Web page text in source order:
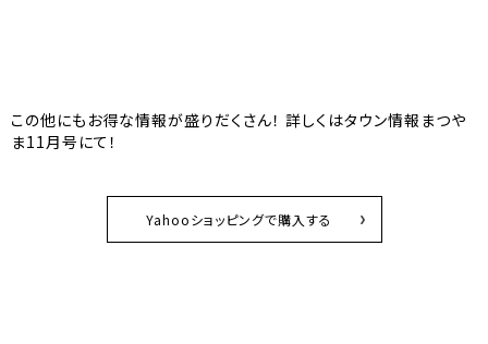
この他にもお得な情報が盛りだくさん！ 詳しくはタウン情報まつや
ま11月号にて！
Yahooショッピングで購入する